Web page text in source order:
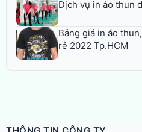
Dịch vụ in áo thun
Bảng giá in áo
rẻ 2022 Tp.HCM